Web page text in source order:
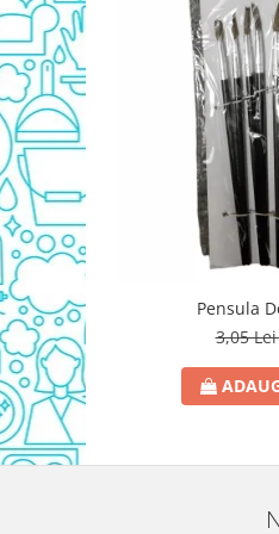
Domestos WC
Gel Antibacterian
Igienol Dezinfectant
Produse Curatenie Baie
Produse Sano Baie
Sanytol Dezinfectant
Hartie Igienica
Prosoape De Hartie Si Servetele
Prosoape de Hartie
Odorizant Camera Profesional
Odorizant Camera Electric
Odorizant Camera Air Wick
Odorizant Camera cu Betisoare
Odorizant Camera Electric
Profesional
Pensula
3,05